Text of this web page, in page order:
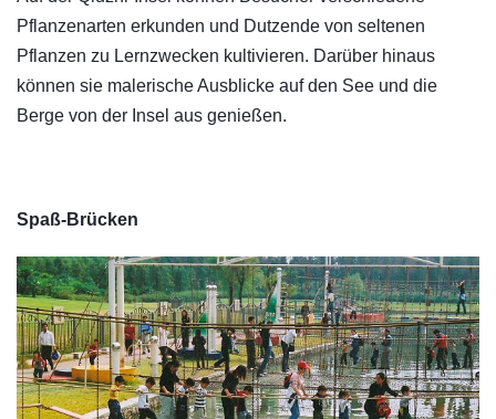
Pflanzenarten erkunden und Dutzende von seltenen
Pflanzen zu Lernzwecken kultivieren. Darüber hinaus
können sie malerische Ausblicke auf den See und die
Berge von der Insel aus genießen.
Spaß-Brücken